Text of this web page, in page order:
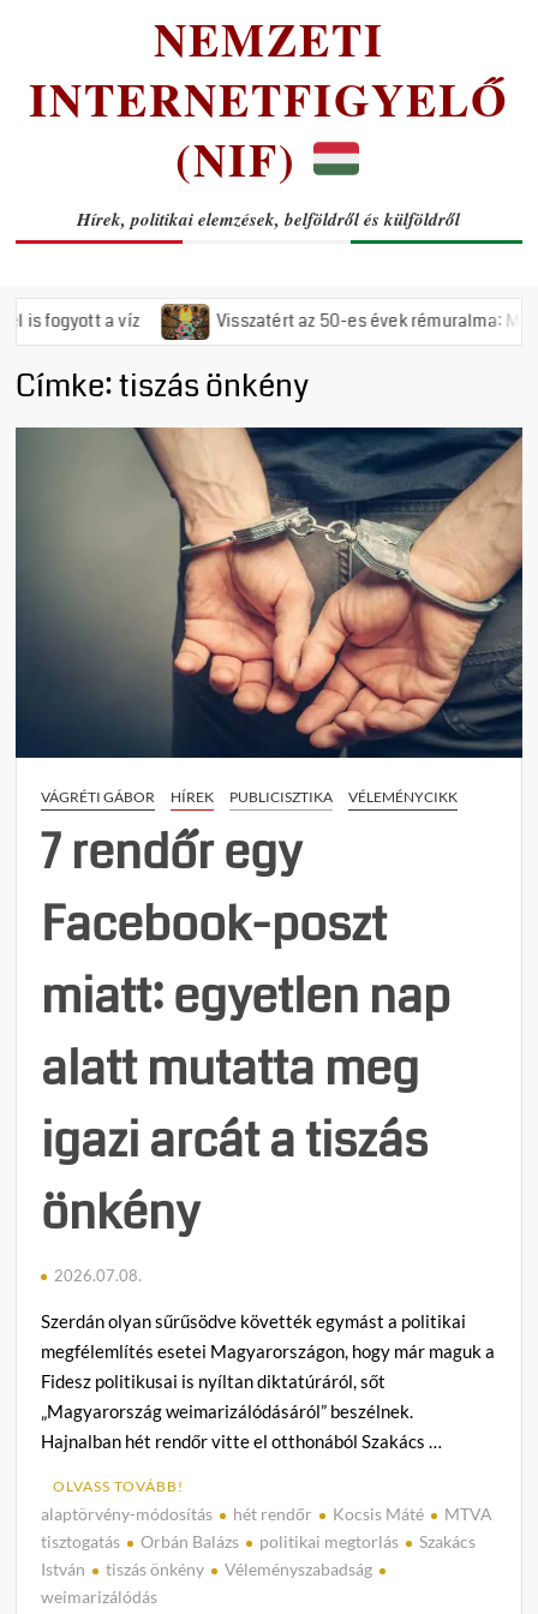
NEMZETI
INTERNETFIGYELŐ
(NIF)
Hírek, politikai elemzések, belföldről és külföldről
a víz Visszatért az 50-es évek rémuralma:
Címke:tiszás önkény
VÁGRÉTI GÁBOR HÍREK PUBLICISZTIKA VÉLEMÉNYCIKK
7 rendőr egy
Facebook-poszt
miatt: egyetlen nap
alatt mutatta meg
igazi arcát a tiszás
önkény
2026.07.08.
Szerdán olyan sűrűsödve követték egymást a politikai
megfélemlítés esetei Magyarországon, hogy már maguk a
Fidesz politikusai is nyíltan diktatúráról, sőt
„Magyarország weimarizálódásáról” beszélnek.
Hajnalban hét rendőr vitte el otthonából Szakács …
OLVASS TOVÁBB!
alaptörvény-módosítás hét rendőr Kocsis Máté
MTVA
tisztogatás
Orbán Balázs politikai megtorlás
Szakács
István
tiszás önkény
Véleményszabadság
weimarizálódás